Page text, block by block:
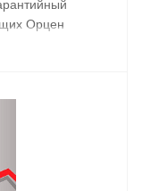
Орцен